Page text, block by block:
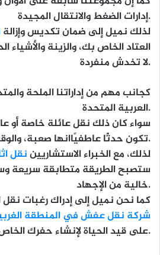
إدارات الضغط والانتقال المجيدة.
لذلك نميل إلى ضمان تكديس وإزالة
العتاد الخاص بك، والزينة
لا تخدش منفردة.
كجانب مهم من إداراتنا الملحة
العربية المتحدة.
سواء كان ذلك نقل عائلة خاصة أو
تكون حدثًا عاطفيًاانها صعبة، والوقت السابق ومحاولة.
لذلك، مع الخبراء الاستشارييننقل
ستصبح الطريقة متطابقة سريعة
خالية من الإجهاد.
كما نحن نميل إلى إدراك رغبات نقل
شركة نقل عفش في المنطقة
على قيد الحياة لإنشاء حفرك الخاص في الوقت المحدد.